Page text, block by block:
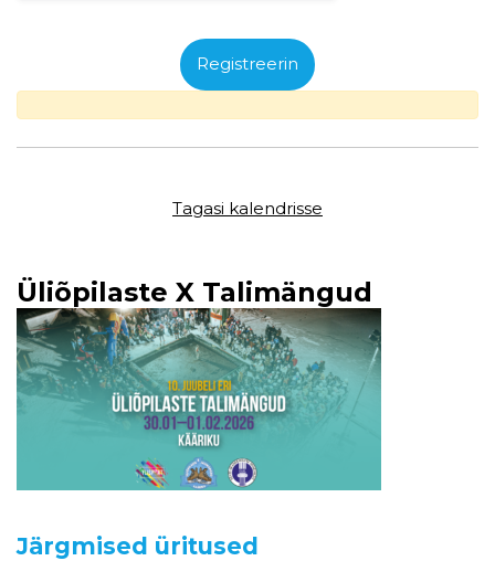
Üliõpilaste X Talimängud
Järgmised üritused
Tagasi kalendrisse